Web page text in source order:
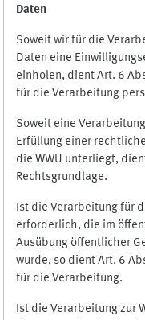
Daten
Soweit wir für die
Daten eine
einholen, dient Art. 6
für die Verarbeitung
Soweit eine
Erfüllung einer
die WWU unterliegt,
Rechtsgrundlage.
Ist die Verarbeitung für
erforderlich, die im
Ausübung öffentlicher
wurde, so dient Art. 6
für die Verarbeitung.
Ist die Verarbeitung zur